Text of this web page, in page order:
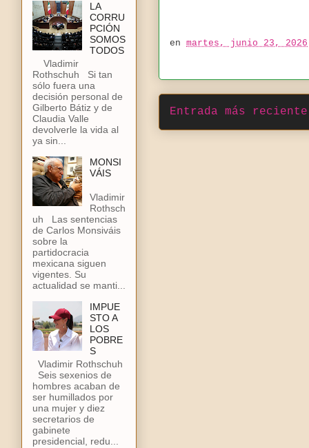
en martes, junio 23, 2026
Entrada más reciente
LA
CORRU
PCIÓN
SOMOS
TODOS
Vladimir
Rothschuh Si tan
sólo fuera una
decisión personal de
Gilberto Bátiz y de
Claudia Valle
devolverle la vida al
ya sin...
MONSI
VÁIS
Vladimir
Rothsch
uh Las sentencias
de Carlos Monsiváis
sobre la
partidocracia
mexicana siguen
vigentes. Su
actualidad se manti...
IMPUE
STO A
LOS
POBRE
S
Vladimir Rothschuh
Seis sexenios de
hombres acaban de
ser humillados por
una mujer y diez
secretarios de
gabinete
presidencial, redu...